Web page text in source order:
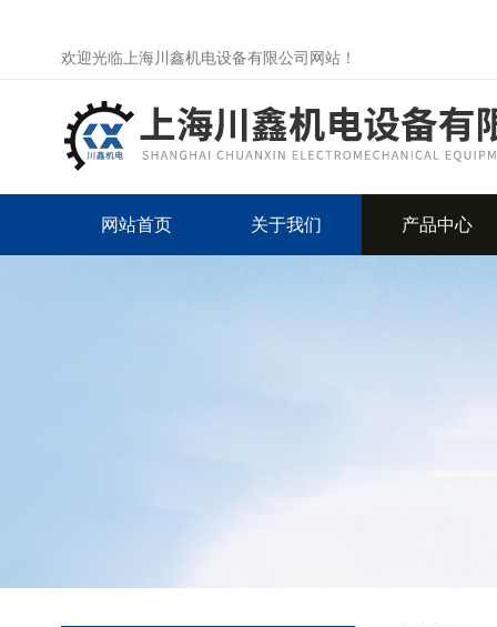
欢迎光临上海川鑫机电设备有限公司网站！
网站首页 关于我们 产品中心